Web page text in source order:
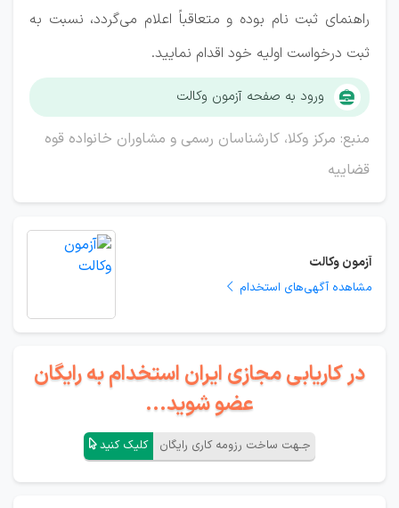
راهنمای ثبت نام بوده و متعاقباً اعلام می‌گردد، نسبت به
ثبت درخواست اولیه خود اقدام نمایید.
ورود به صفحه آزمون وکالت
منبع: مرکز وکلا، کارشناسان رسمی و مشاوران خانواده قوه
قضاییه
آزمون وکالت
مشاهده آگهی‌های استخدام
در کاریابی مجازی ایران استخدام به رایگان
عضو شوید...
جـهت ساخت رزومه کاری رایگان کلیک کنید